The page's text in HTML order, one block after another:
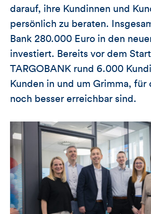
darauf, ihre Kundinnen und
persönlich zu beraten.
Bank 280.000 Euro in den
investiert. Bereits vor dem
TARGOBANK rund 6.000
Kunden in und um Grimma, für
noch besser erreichbar sind.